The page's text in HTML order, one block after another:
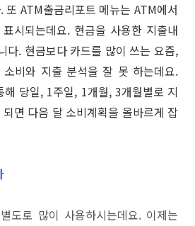
또 ATM출금리포트 메뉴는 ATM에서
시되는데요. 현금을 사용한 지출내
다. 현금보다 카드를 많이 쓰는 요즘,
비와 지출 분석을 잘 못 하는데요.
해 당일, 1주일, 1개월, 3개월별로 지
면 다음 달 소비계획을 올바르게 잡
도로 많이 사용하시는데요. 이제는